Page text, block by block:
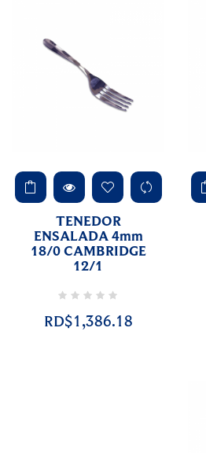
TENEDOR
ENSALADA 4mm
18/0 CAMBRIDGE
12/1
RD$1,386.18